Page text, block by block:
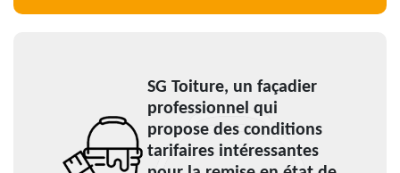
SG Toiture, un façadier
professionnel qui
propose des conditions
tarifaires intéressantes